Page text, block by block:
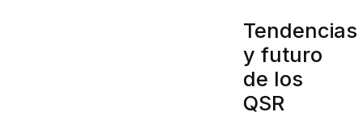
Tendencias
y futuro
de los
QSR